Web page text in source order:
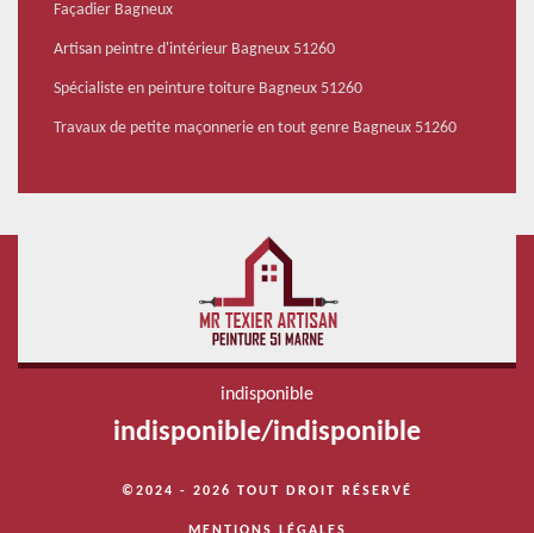
Façadier Bagneux
Artisan peintre d'intérieur Bagneux 51260
Spécialiste en peinture toiture Bagneux 51260
Travaux de petite maçonnerie en tout genre Bagneux 51260
indisponible
indisponible/indisponible
©2024 - 2026 TOUT DROIT RÉSERVÉ